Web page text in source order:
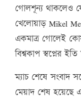
গোলশূন্য থাকলেও
খেলোয়াড় Mikel
একমাত্র গোলেই
বিশ্বকাপ স্বপ্নের
ম্যাচ শেষে সংবাদ
মেয়াদ শেষ হয়েছে